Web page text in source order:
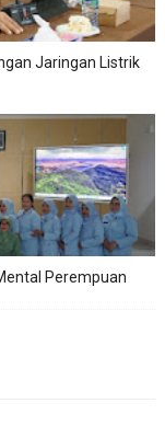
Jaringan Listrik
Perempuan